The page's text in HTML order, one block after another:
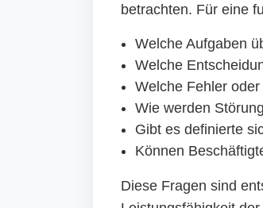
betrachten. Für eine
Welche Aufgaben
Welche
Welche Fehler
Wie werden
Gibt es definierte
Können
Diese Fragen sind